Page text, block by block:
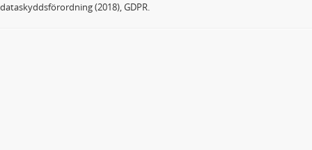
dataskyddsförordning (2018), GDPR.